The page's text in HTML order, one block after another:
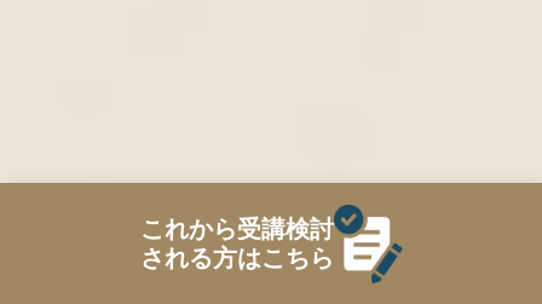
これから受講検討
される方はこちら